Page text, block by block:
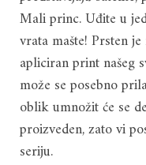
Mali princ. Uđite u
vrata mašte! Prsten
apliciran print našeg
može se posebno
oblik umnožit će se
proizveden, zato vi
seriju.